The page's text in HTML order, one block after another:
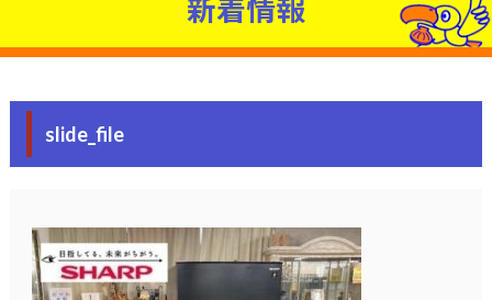
新着情報
slide_file